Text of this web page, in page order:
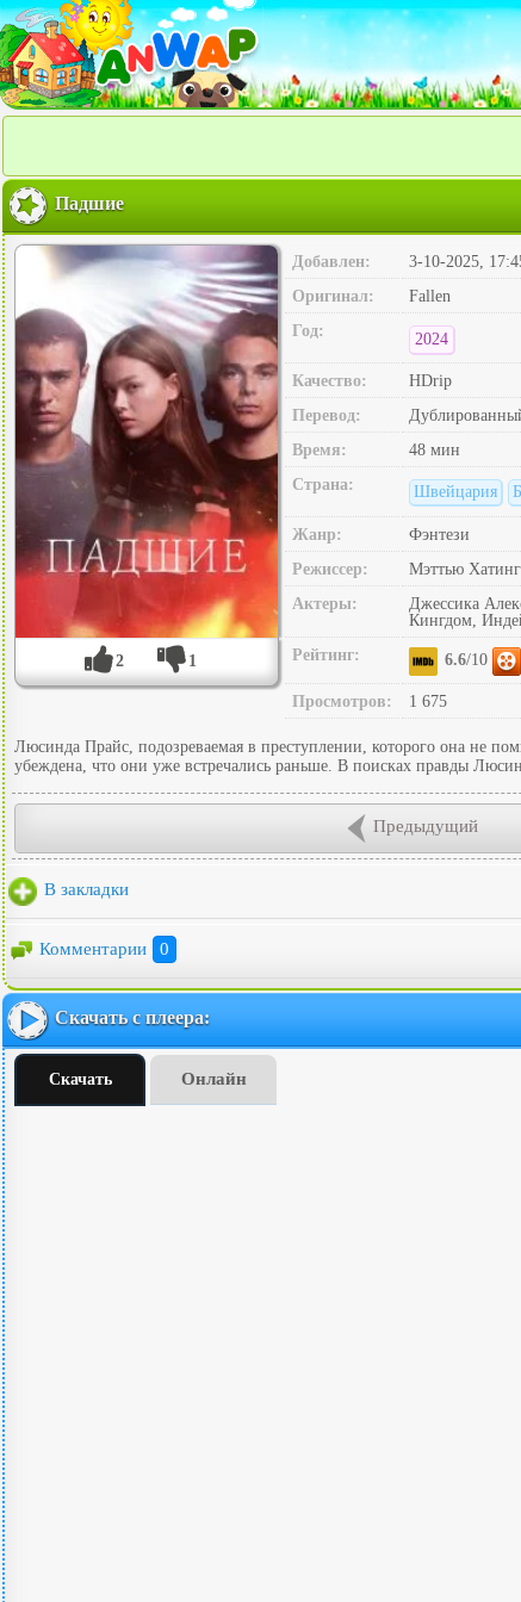
Падшие
2 1
Добавлен:
3-10-2025,
Оригинал:
Fallen
Год:
2024
Качество:
HDrip
Перевод:
Время:
48 мин
Страна:
Швейцария
Жанр:
Фэнтези
Режиссер:
Мэттью
Актеры:
Джессика
Кингдом,
Рейтинг:
6.6/10
Просмотров: 1 675
Люсинда Прайс, подозреваемая в преступлении, которого она не
убеждена, что они уже встречались раньше. В поисках правды
Предыдущий
В закладки
Комментарии 0
Скачать с плеера:
Скачать Онлайн